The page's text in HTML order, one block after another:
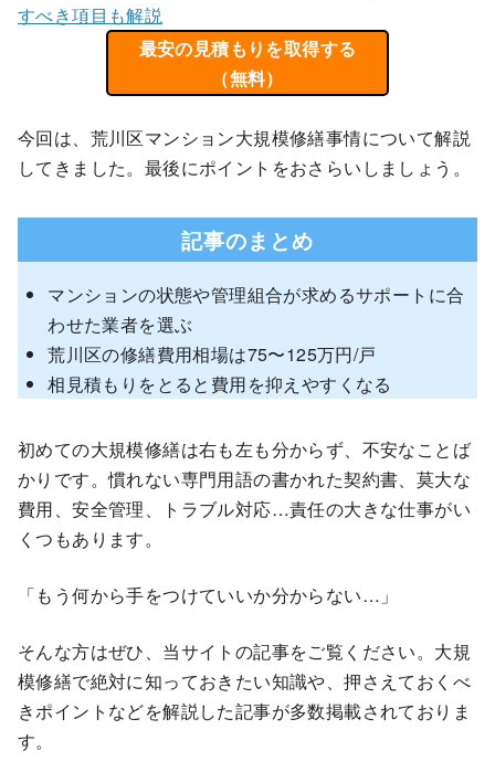
すべき項目も解説
最安の見積もりを取得する
（無料）
今回は、荒川区マンション大規模修繕事情について解説
してきました。最後にポイントをおさらいしましょう。
記事のまとめ
マンションの状態や管理組合が求めるサポートに合
わせた業者を選ぶ
荒川区の修繕費用相場は75〜125万円/戸
相見積もりをとると費用を抑えやすくなる
初めての大規模修繕は右も左も分からず、不安なことば
かりです。慣れない専門用語の書かれた契約書、莫大な
費用、安全管理、トラブル対応…責任の大きな仕事がい
くつもあります。
「もう何から手をつけていいか分からない…」
そんな方はぜひ、当サイトの記事をご覧ください。大規
模修繕で絶対に知っておきたい知識や、押さえておくべ
きポイントなどを解説した記事が多数掲載されておりま
す。